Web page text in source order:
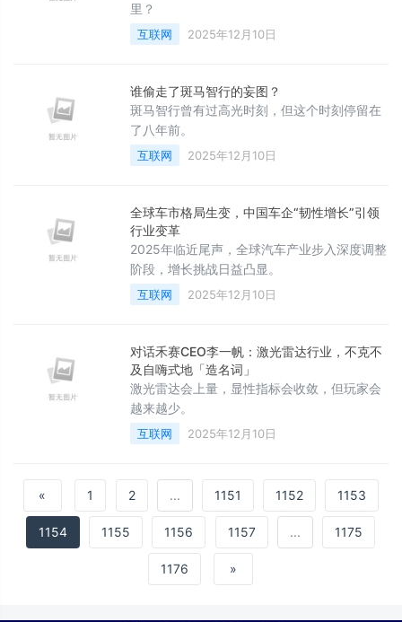
里？
互联网 2025年12月10日
谁偷走了斑马智行的妄图？
斑马智行曾有过高光时刻，但这个时刻停留在
了八年前。
互联网 2025年12月10日
全球车市格局生变，中国车企“韧性增长”引领
行业变革
2025年临近尾声，全球汽车产业步入深度调整
阶段，增长挑战日益凸显。
互联网 2025年12月10日
对话禾赛CEO李一帆：激光雷达行业，不克不
及自嗨式地「造名词」
激光雷达会上量，显性指标会收敛，但玩家会
越来越少。
互联网 2025年12月10日
« 1 2 ... 1151 1152 1153
1154 1155 1156 1157 ... 1175
1176 »